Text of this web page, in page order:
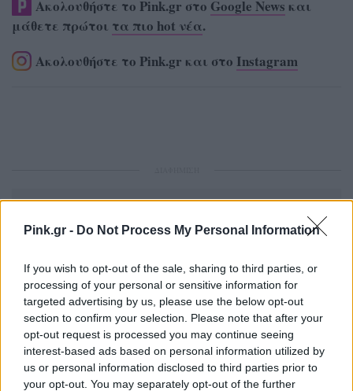
Pink.gr - Do Not Process My Personal Information
If you wish to opt-out of the sale, sharing to third parties, or
processing of your personal or sensitive information for
targeted advertising by us, please use the below opt-out
section to confirm your selection. Please note that after your
opt-out request is processed you may continue seeing
interest-based ads based on personal information utilized by
us or personal information disclosed to third parties prior to
your opt-out. You may separately opt-out of the further
Ακολουθήστε το Pink.gr στο Google News και
μάθετε πρώτοι τα πιο hot νέα.
Ακολουθήστε το Pink.gr και στο Instagram